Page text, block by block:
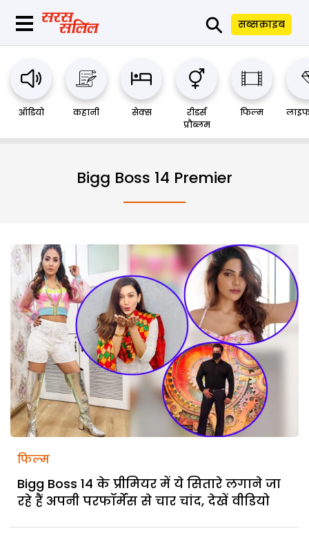
⚲ सब्सक्राइब
ऑडियो कहानी सेक्स
रीडर्स
प्रौब्लम
फिल्म
Bigg Boss 14 Premier
फिल्म
Bigg Boss 14 के प्रीमियर में ये सितारे लगाने जा
रहे हैं अपनी परफॉर्मेंस से चार चांद, देखें वीडियो